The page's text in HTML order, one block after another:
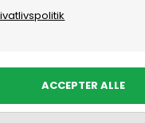
»Kvinde»
FILTRER PRODUKTER